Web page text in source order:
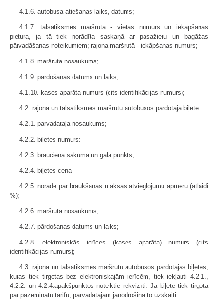
4.1.6. autobusa atiešanas laiks, datums;
4.1.7. tālsatiksmes maršrutā - vietas numurs un iekāpšanas
pietura, ja tā tiek norādīta saskaņā ar pasažieru un bagāžas
pārvadāšanas noteikumiem; rajona maršrutā - iekāpšanas numurs;
4.1.8. maršruta nosaukums;
4.1.9. pārdošanas datums un laiks;
4.1.10. kases aparāta numurs (cits identifikācijas numurs);
4.2. rajona un tālsatiksmes maršrutu autobusos pārdotajā biļetē:
4.2.1. pārvadātāja nosaukums;
4.2.2. biļetes numurs;
4.2.3. brauciena sākuma un gala punkts;
4.2.4. biļetes cena
4.2.5. norāde par braukšanas maksas atvieglojumu apmēru (atlaidi
%);
4.2.6. maršruta nosaukums;
4.2.7. pārdošanas datums un laiks;
4.2.8. elektroniskās ierīces (kases aparāta) numurs (cits
identifikācijas numurs);
4.3. rajona un tālsatiksmes maršrutu autobusos pārdotajās biļetēs,
kuras tiek tirgotas bez elektroniskajām ierīcēm, tiek iekļauti 4.2.1.,
4.2.2. un 4.2.4.apakšpunktos noteiktie rekvizīti. Ja biļete tiek tirgota
par pazeminātu tarifu, pārvadātājam jānodrošina to uzskaiti.